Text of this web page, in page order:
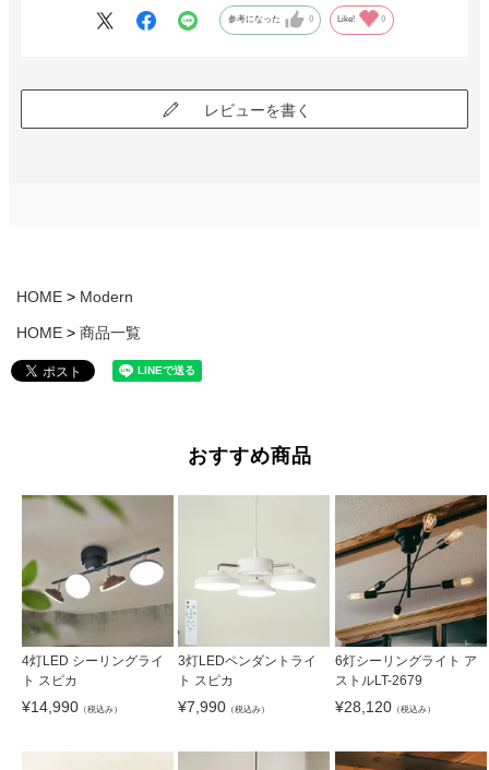
参考になった 0 Like! 0
レビューを書く
HOME Modern
HOME 商品一覧
おすすめ商品
4灯LED シーリングライ
ト スピカ
¥14,990 （税込み）
3灯LEDペンダントライ
ト スピカ
¥7,990 （税込み）
6灯シーリングライト ア
ストルLT-2679
¥28,120（税込み）